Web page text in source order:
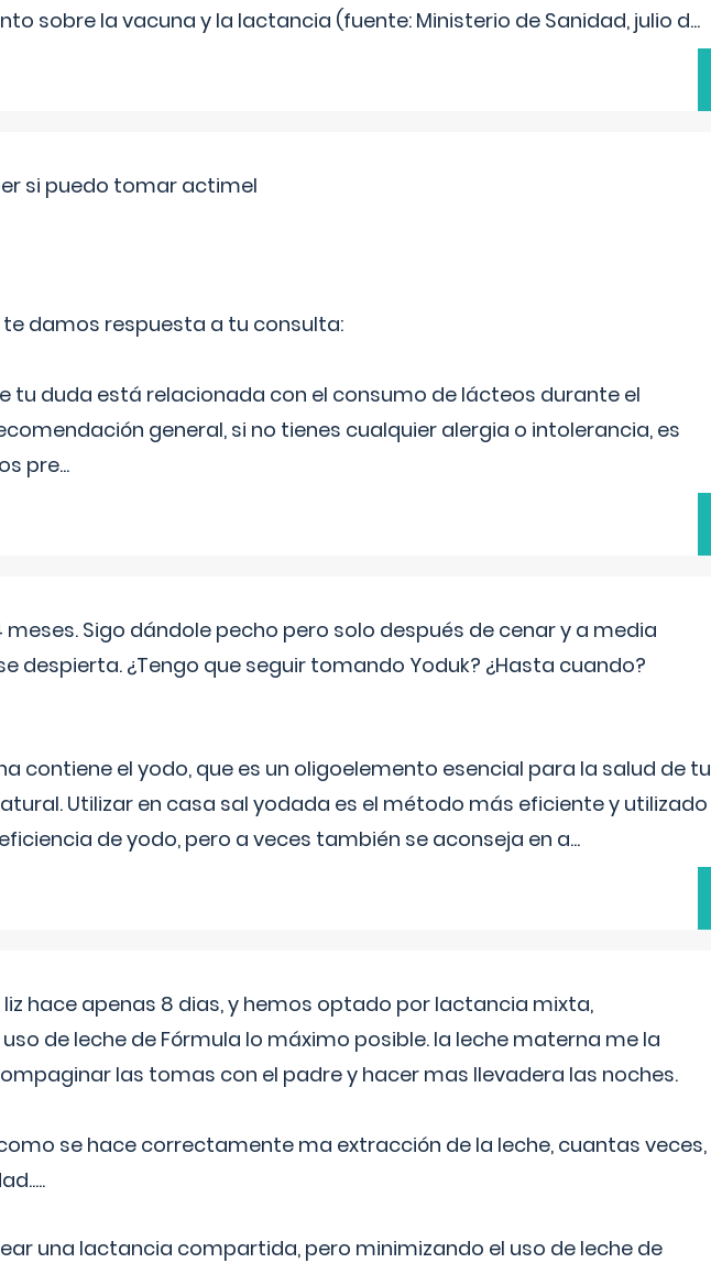
sobre la vacuna y la lactancia (fuente: Ministerio de Sanidad, julio d...
si puedo tomar actimel
damos respuesta a tu consulta:
tu duda está relacionada con el consumo de lácteos durante el
general, si no tienes cualquier alergia o intolerancia, es
pre...
meses. Sigo dándole pecho pero solo después de cenar y a media
despierta. ¿Tengo que seguir tomando Yoduk? ¿Hasta cuando?
contiene el yodo, que es un oligoelemento esencial para la salud de tu
Utilizar en casa sal yodada es el método más eficiente y utilizado
de yodo, pero a veces también se aconseja en a...
hace apenas 8 dias, y hemos optado por lactancia mixta,
de leche de Fórmula lo máximo posible. la leche materna me la
las tomas con el padre y hacer mas llevadera las noches.
se hace correctamente ma extracción de la leche, cuantas veces,
una lactancia compartida, pero minimizando el uso de leche de